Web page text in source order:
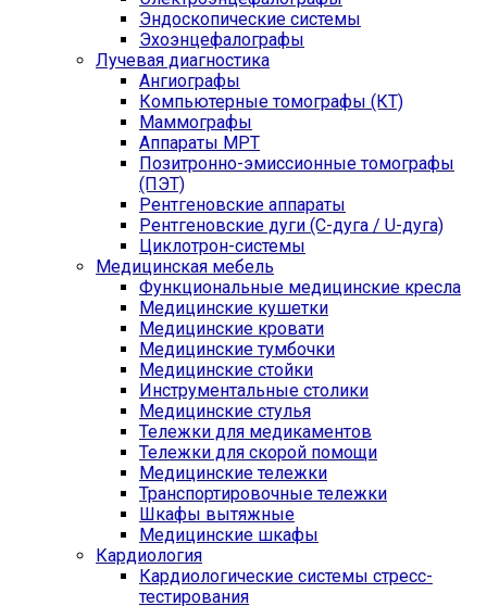
Эндоскопические системы
Эхоэнцефалографы
Лучевая диагностика
Ангиографы
Компьютерные томографы (КТ)
Маммографы
Аппараты МРТ
Позитронно-эмиссионные томографы
(ПЭТ)
Рентгеновские аппараты
Рентгеновские дуги (С-дуга / U-дуга)
Циклотрон-системы
Медицинская мебель
Функциональные медицинские кресла
Медицинские кушетки
Медицинские кровати
Медицинские тумбочки
Медицинские стойки
Инструментальные столики
Медицинские стулья
Тележки для медикаментов
Тележки для скорой помощи
Медицинские тележки
Транспортировочные тележки
Шкафы вытяжные
Медицинские шкафы
Кардиология
Кардиологические системы стресс-
тестирования